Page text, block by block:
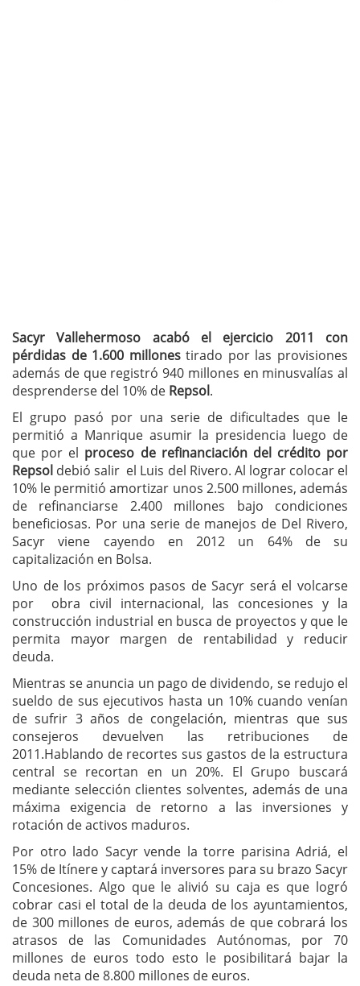
Sacyr Vallehermoso acabó el ejercicio 2011 con
pérdidas de 1.600 millonestirado por las provisiones
además de que registró 940 millones en minusvalías al
desprenderse del 10% de Repsol.
El grupo pasó por una serie de dificultades que le
permitió a Manrique asumir la presidencia luego de
que por el proceso de refinanciación del crédito por
Repsol debió salir el Luis del Rivero. Al lograr colocar el
10% le permitió amortizar unos 2.500 millones, además
de refinanciarse 2.400 millones bajo condiciones
beneficiosas. Por una serie de manejos de Del Rivero,
Sacyr viene cayendo en 2012 un 64% de su
capitalización en Bolsa.
Uno de los próximos pasos de Sacyr será el volcarse
por obra civil internacional, las concesiones y la
construcción industrial en busca de proyectos y que le
permita mayor margen de rentabilidad y reducir
deuda.
Mientras se anuncia un pago de dividendo, se redujo el
sueldo de sus ejecutivos hasta un 10% cuando venían
de sufrir 3 años de congelación, mientras que sus
consejeros devuelven las retribuciones de
2011.Hablando de recortes sus gastos de la estructura
central se recortan en un 20%. El Grupo buscará
mediante selección clientes solventes, además de una
máxima exigencia de retorno a las inversiones y
rotación de activos maduros.
Por otro lado Sacyr vende la torre parisina Adriá, el
15% de Itínere y captará inversores para su brazo Sacyr
Concesiones. Algo que le alivió su caja es que logró
cobrar casi el total de la deuda de los ayuntamientos,
de 300 millones de euros, además de que cobrará los
atrasos de las Comunidades Autónomas, por 70
millones de euros todo esto le posibilitará bajar la
deuda neta de 8.800 millones de euros.